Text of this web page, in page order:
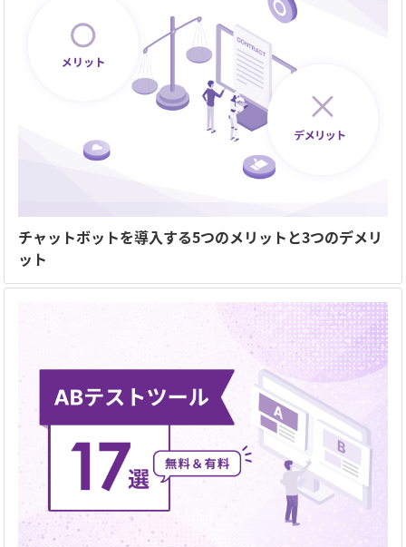
チャットボットを導入する5つのメリットと3つのデメリ
ット